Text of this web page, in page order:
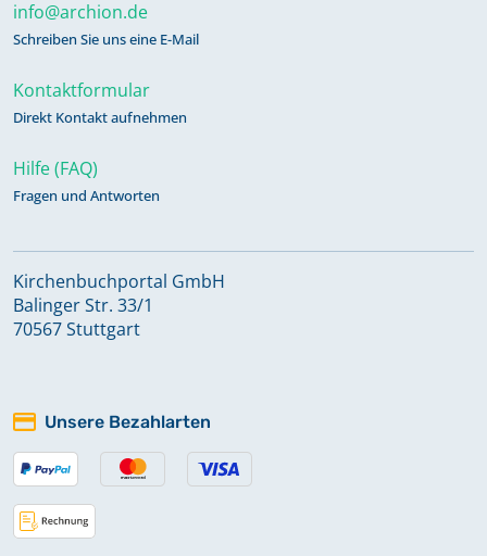
info@archion.de
Schreiben Sie uns eine E-Mail
Kontaktformular
Direkt Kontakt aufnehmen
Hilfe (FAQ)
Fragen und Antworten
Kirchenbuchportal GmbH
Balinger Str. 33/1
70567 Stuttgart
Unsere Bezahlarten